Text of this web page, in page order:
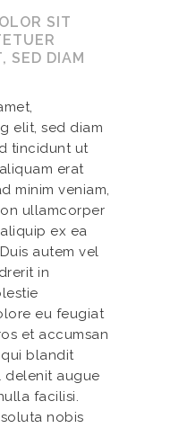
SIT
SED DIAM
elit, sed diam
tincidunt ut
erat
minim veniam,
ullamcorper
ex ea
autem vel
in
eu feugiat
et accumsan
blandit
delenit augue
facilisi.
nobis